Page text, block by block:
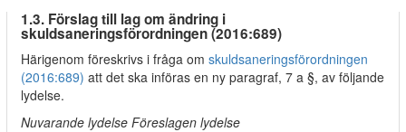
1.3. Förslag till lag om ändring i
skuldsaneringsförordningen (2016:689)
Härigenom föreskrivs i fråga om skuldsaneringsförordningen
(2016:689) att det ska införas en ny paragraf, 7 a §, av följande
lydelse.
Nuvarande lydelse Föreslagen lydelse